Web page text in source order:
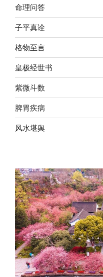
命理问答
子平真诠
格物至言
皇极经世书
紫微斗数
脾胃疾病
风水堪舆